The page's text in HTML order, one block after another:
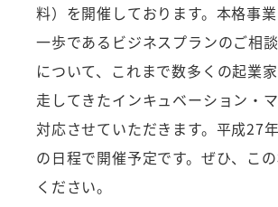
料）を開催しております。本格事
一歩であるビジネスプランのご相
について、これまで数多くの起業
走してきたインキュベーション・
対応させていただきます。平成27
の日程で開催予定です。ぜひ、こ
ください。